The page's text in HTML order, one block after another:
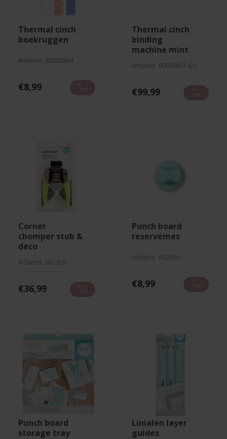
thermal cinch
boekruggen
Artikelnr. 60000864
€8,99
thermal cinch
binding
machine mint
Artikelnr. 60000801-EU
€99,99
corner
chomper stub &
deco
Artikelnr. 661300
€36,99
punch board
reservemes
Artikelnr. 662566
€8,99
punch board
storage tray
linialen layer
guides